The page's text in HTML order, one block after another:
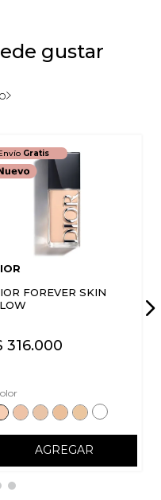
gustar
Gratis
FOREVER SKIN
316.000
AGREGAR